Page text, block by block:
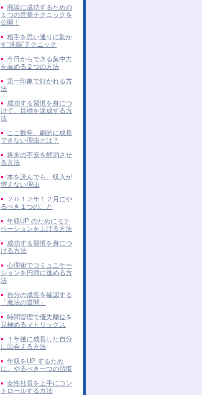
商談に成功するための
１つの営業テクニックを
公開！
相手を思い通りに動か
す“洗脳”テクニック
今日からできる集中力
を高める２つの方法
第一印象で好かれる方
法
成功する習慣を身につ
けて、目標を達成する方
法
ここ数年、劇的に成長
できない理由とは？
将来の不安を解消させ
る方法
本を読んでも、収入が
増えない理由
２０１２年１２月にや
るべき１つのこと
年収UP のためにモチ
ベーションを上げる方法
成功する習慣を身につ
ける方法
心理術でコミュニケー
ションを円滑に進める方
法
自分の成長を確認する
「魔法の質問」
時間管理で優先順位を
見極めるマトリックス
１年後に成長した自分
に出会える方法
年収をUP するため
に、やるべき一つの習慣
女性社員を上手にコン
トロールする方法